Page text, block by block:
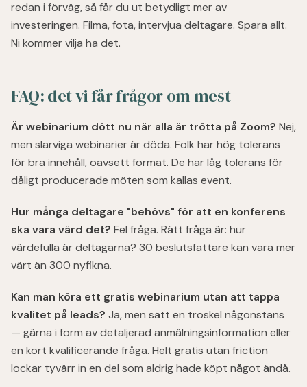
redan i förväg, så får du ut betydligt mer av
investeringen. Filma, fota, intervjua deltagare. Spara allt.
Ni kommer vilja ha det.
FAQ: det vi får frågor om mest
Är webinarium dött nu när alla är trötta på Zoom? Nej,
men slarviga webinarier är döda. Folk har hög tolerans
för bra innehåll, oavsett format. De har låg tolerans för
dåligt producerade möten som kallas event.
Hur många deltagare "behövs" för att en konferens
ska vara värd det? Fel fråga. Rätt fråga är: hur
värdefulla är deltagarna? 30 beslutsfattare kan vara mer
värt än 300 nyfikna.
Kan man köra ett gratis webinarium utan att tappa
kvalitet på leads? Ja, men sätt en tröskel någonstans
— gärna i form av detaljerad anmälningsinformation eller
en kort kvalificerande fråga. Helt gratis utan friction
lockar tyvärr in en del som aldrig hade köpt något ändå.